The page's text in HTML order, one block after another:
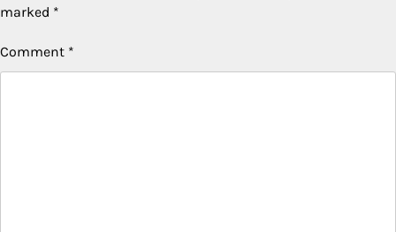
marked *
Comment *